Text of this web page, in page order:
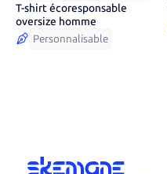
10couleurs
T-shirt écoresponsable
oversize homme
Personnalisable